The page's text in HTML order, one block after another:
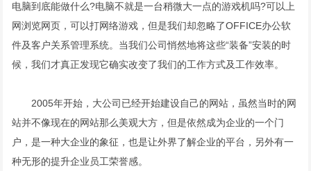
电脑到底能做什么?电脑不就是一台稍微大一点的游戏机吗?可以上
网浏览网页，可以打网络游戏，但是我们却忽略了OFFICE办公软
件及客户关系管理系统。当我们公司悄然地将这些“装备”安装的时
候，我们才真正发现它确实改变了我们的工作方式及工作效率。
2005年开始，大公司已经开始建设自己的网站，虽然当时的网
站并不像现在的网站那么美观大方，但是依然成为企业的一个门
户，是一种大企业的象征，也是让外界了解企业的平台，另外有一
种无形的提升企业员工荣誉感。